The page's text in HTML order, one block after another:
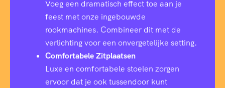
Voeg een dramatisch effect toe aan je
feest met onze ingebouwde
rookmachines. Combineer dit met de
verlichting voor een onvergetelijke setting.
Comfortabele Zitplaatsen
Luxe en comfortabele stoelen zorgen
ervoor dat je ook tussendoor kunt